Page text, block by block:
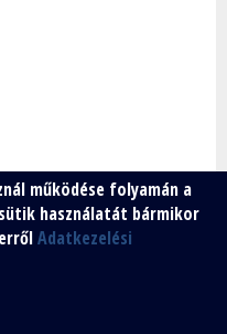
működése folyamán a
használatát bármikor
Adatkezelési